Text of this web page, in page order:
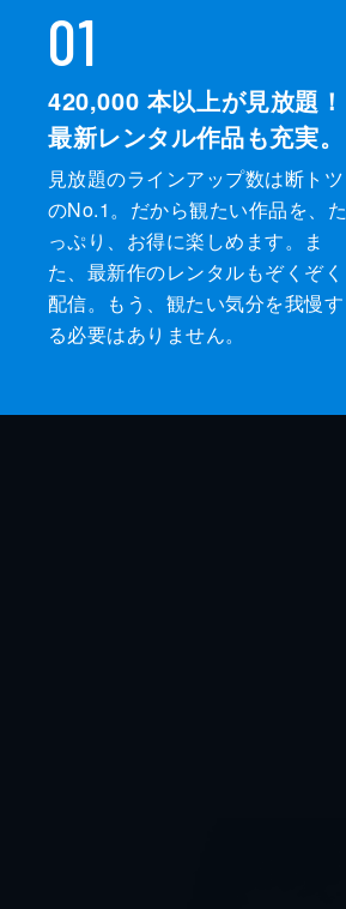
01
420,000 本以上が見放題！
最新レンタル作品も充実。
見放題のラインアップ数は断トツ
のNo.1。だから観たい作品を、た
っぷり、お得に楽しめます。ま
た、最新作のレンタルもぞくぞく
配信。もう、観たい気分を我慢す
る必要はありません。